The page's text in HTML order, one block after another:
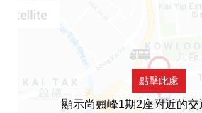
點擊此處
顯示尚翹峰1期2座附近的交